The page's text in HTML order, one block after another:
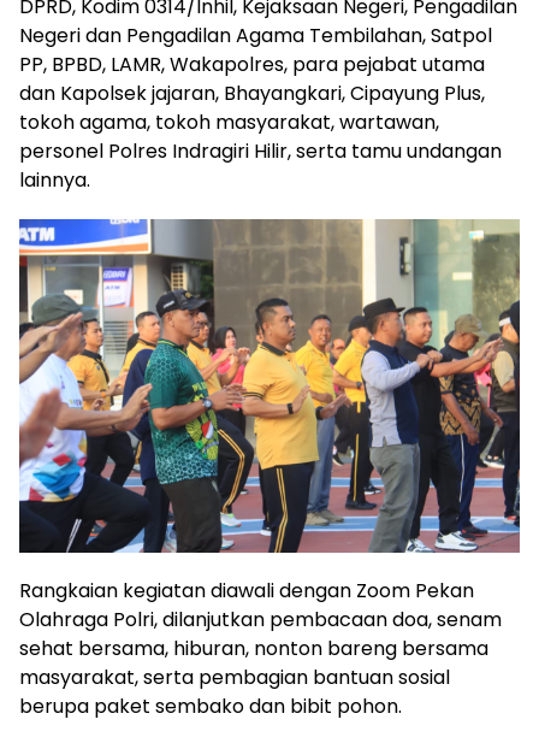
DPRD, Kodim 0314/Inhil, Kejaksaan Negeri, Pengadilan
Negeri dan Pengadilan Agama Tembilahan, Satpol
PP, BPBD, LAMR, Wakapolres, para pejabat utama
dan Kapolsek jajaran, Bhayangkari, Cipayung Plus,
tokoh agama, tokoh masyarakat, wartawan,
personel Polres Indragiri Hilir, serta tamu undangan
lainnya.
Rangkaian kegiatan diawali dengan Zoom Pekan
Olahraga Polri, dilanjutkan pembacaan doa, senam
sehat bersama, hiburan, nonton bareng bersama
masyarakat, serta pembagian bantuan sosial
berupa paket sembako dan bibit pohon.